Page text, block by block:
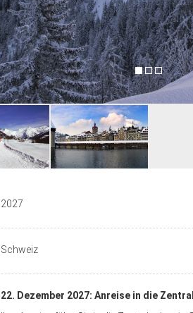
2027
Schweiz
22. Dezember 2027: Anreise in die